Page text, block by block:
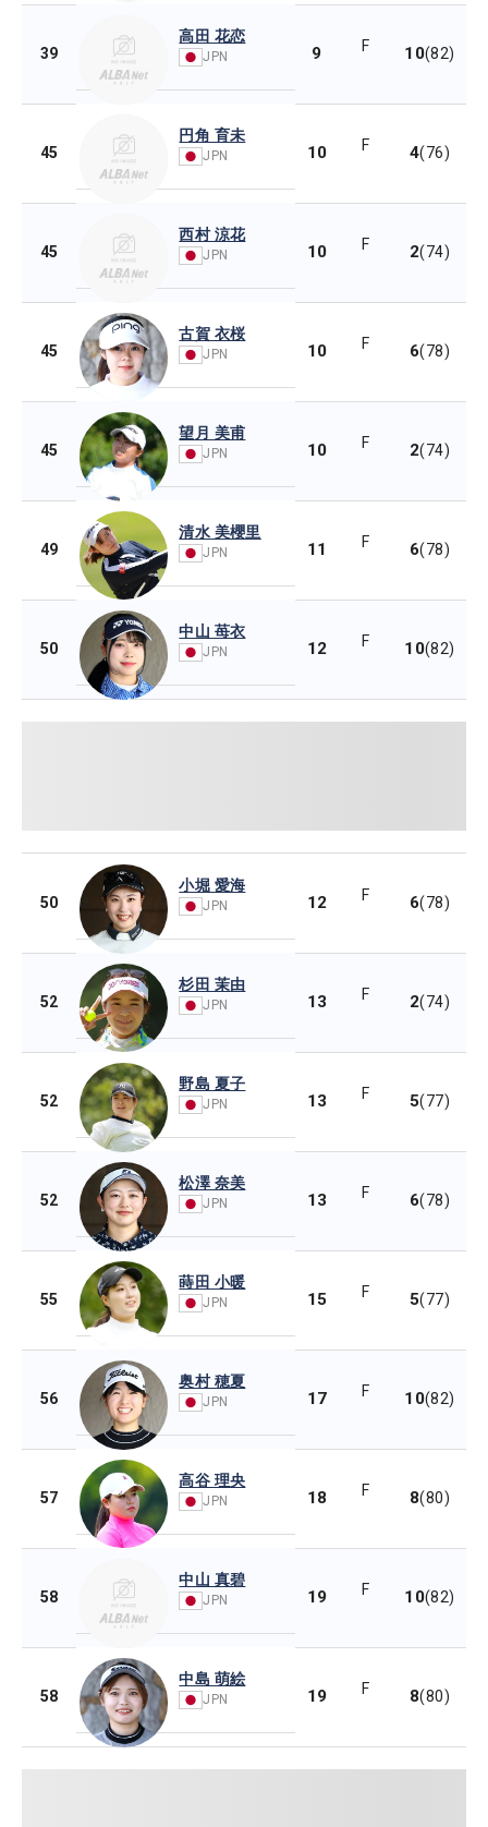
39
高田 花恋
JPN 9 F 10(82)
45
円角 育未
JPN 10 F 4(76)
45
西村 涼花
JPN 10 F 2(74)
45
古賀 衣桜
JPN 10 F 6(78)
45
望月 美甫
JPN 10 F 2(74)
49
清水 美櫻里
JPN 11 F 6(78)
50
中山 苺衣
JPN 12 F 10(82)
50
小堀 愛海
JPN 12 F 6(78)
52
杉田 茉由
JPN 13 F 2(74)
52
野島 夏子
JPN 13 F 5(77)
52
松澤 奈美
JPN 13 F 6(78)
55
蒔田 小暖
JPN 15 F 5(77)
56
奥村 穂夏
JPN 17 F 10(82)
57
高谷 理央
JPN 18 F 8(80)
58
中山 真碧
JPN 19 F 10(82)
58
中島 萌絵
JPN 19 F 8(80)